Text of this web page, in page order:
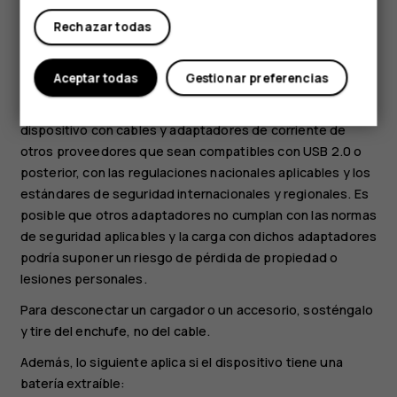
interiores. No cargue el dispositivo durante una tormenta
eléctrica. Cuando el cargador no viene incluido en el
paquete de ventas, cargue el dispositivo mediante el
cable de datos (incluido) y un adaptador de corriente USB
dispositivo con cables y adaptadores de corriente de
otros proveedores que sean compatibles con USB 2.0 o
posterior, con las regulaciones nacionales aplicables y los
estándares de seguridad internacionales y regionales. Es
posible que otros adaptadores no cumplan con las normas
de seguridad aplicables y la carga con dichos adaptadores
podría suponer un riesgo de pérdida de propiedad o
lesiones personales.
Para desconectar un cargador o un accesorio, sosténgalo
y tire del enchufe, no del cable.
Además, lo siguiente aplica si el dispositivo tiene una
batería extraíble:
Rechazar todas
Gestionar preferencias
Aceptar todas